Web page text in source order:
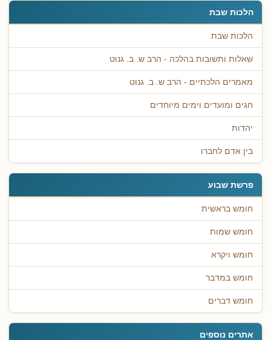
הלכות שבת
הלכות שבת
שאלות ותשובות בהלכה - הרב ש. ב. גנוט
מאמרים הלכתיים - הרב ש. ב. גנוט
חגים ומועדים וימים מיוחדים
יהדות
בין אדם לחברו
פרשת שבוע
חומש בראשית
חומש שמות
חומש ויקרא
חומש במדבר
חומש דברים
אתרים נוספים